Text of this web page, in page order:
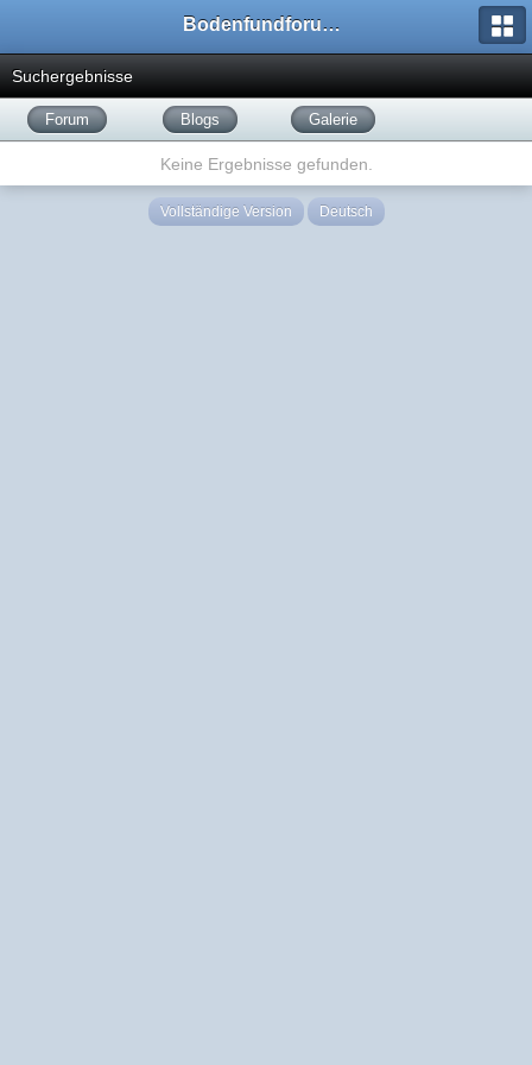
Bodenfundforum.com
Suchergebnisse
Forum Blogs Galerie
Keine Ergebnisse gefunden.
Vollständige Version Deutsch